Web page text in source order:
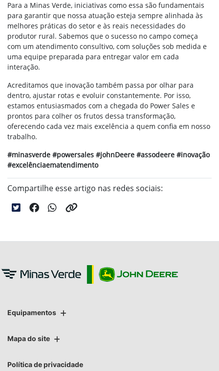
Para a Minas Verde, iniciativas como essa são fundamentais
para garantir que nossa atuação esteja sempre alinhada às
melhores práticas do setor e às reais necessidades do
produtor rural. Sabemos que o sucesso no campo começa
com um atendimento consultivo, com soluções sob medida e
uma equipe preparada para entregar valor em cada
interação.
Acreditamos que inovação também passa por olhar para
dentro, ajustar rotas e evoluir constantemente. Por isso,
estamos entusiasmados com a chegada do Power Sales e
prontos para colher os frutos dessa transformação,
oferecendo cada vez mais excelência a quem confia em nosso
trabalho.
#minasverde #powersales #johnDeere #assodeere #inovação
#excelênciaematendimento
Compartilhe esse artigo nas redes sociais:
Equipamentos
Mapa do site
Política de privacidade